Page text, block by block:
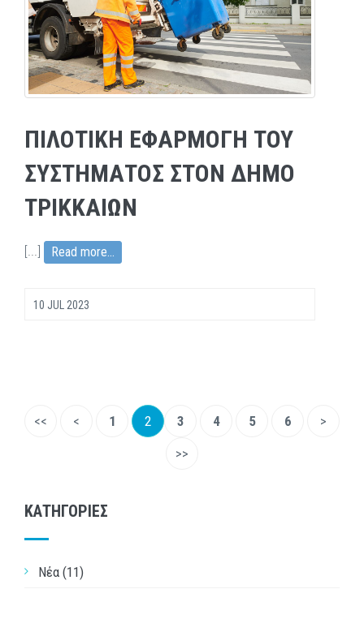
ΠΙΛΟΤΙΚΗ ΕΦΑΡΜΟΓΗ ΤΟΥ
ΣΥΣΤΗΜΑΤΟΣ ΣΤΟΝ ΔΗΜΟ
ΤΡΙΚΚΑΙΩΝ
[...] Read more...
10 JUL 2023
<< < 1 2 3 4 5 6
>
>>
ΚΑΤΗΓΟΡΙΕΣ
Νέα (11)